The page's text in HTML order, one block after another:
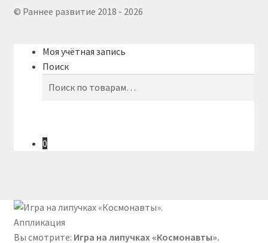
© Раннее развитие 2018 - 2026
Моя учётная запись
Поиск
0
Вы смотрите: Игра на липучках «Космонавты».